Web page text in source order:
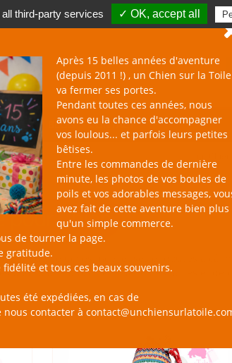
Après 15 belles années d'aventure
(depuis 2011 !) , un Chien sur la Toile
va fermer ses portes.
Pendant toutes ces années, nous
avons eu la chance d'accompagner
vos loulous... et parfois leurs petites
bêtises.
Entre les commandes de dernière
minute, les photos de vos boules de
poils et vos adorables messages,
avez fait de cette aventure bien plus
qu'un simple commerce.
de tourner la page.
gratitude.
et tous ces beaux souvenirs.
été expédiées, en cas de
contacter à
BLOG CONTACT
un
pour Chien
de peluches moelleuses et douces à
pour plaire aux chiens de toutes tailles et de
third-party services ✓ OK, accept all